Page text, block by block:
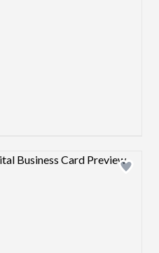
Design preview image